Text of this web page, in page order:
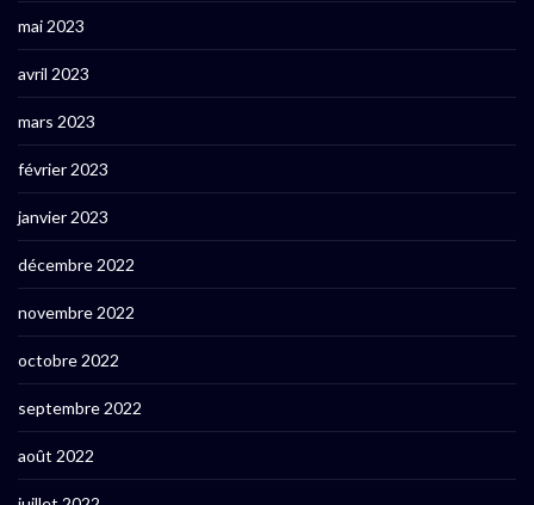
mai 2023
avril 2023
mars 2023
février 2023
janvier 2023
décembre 2022
novembre 2022
octobre 2022
septembre 2022
août 2022